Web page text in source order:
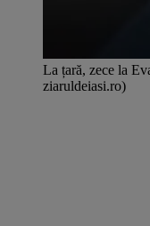
La țară, zece la
ziaruldeiasi.ro)